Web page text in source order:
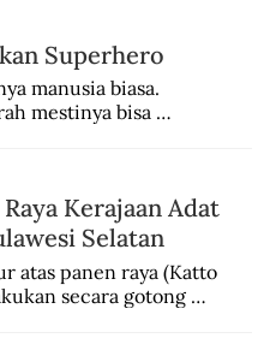
Superhero
manusia biasa.
mestinya bisa
Kerajaan Adat
Selatan
atas panen raya (Katto
secara gotong